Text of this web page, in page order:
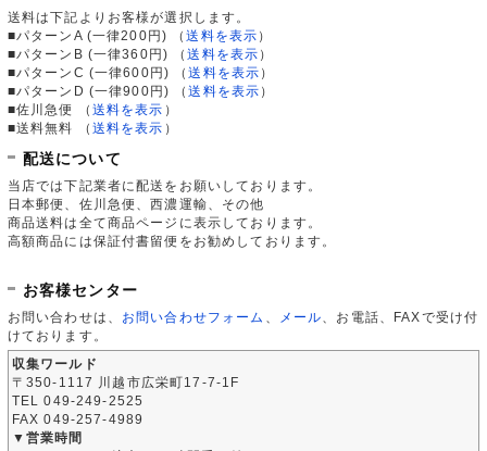
送料は下記よりお客様が選択します。
■パターンA (一律200円)
（送料を表示 ）
■パターンB (一律360円)
（送料を表示 ）
■パターンC (一律600円)
（送料を表示 ）
■パターンD (一律900円)
（送料を表示 ）
■佐川急便
（ 送料を表示 ）
■送料無料
（ 送料を表示 ）
配送について
当店では下記業者に配送をお願いしております。
日本郵便、佐川急便、西濃運輸、その他
商品送料は全て商品ページに表示しております。
高額商品には保証付書留便をお勧めしております。
お客様センター
お問い合わせは、 お問い合わせフォーム メール 、お電話、FAXで受け付
けております。
収集ワールド
〒350-1117 川越市広栄町17-7-1F
TEL 049-249-2525
FAX 049-257-4989
▼営業時間